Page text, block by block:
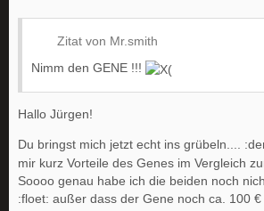
Zitat von Mr.smith
Nimm den GENE !!!
Hallo Jürgen!
Du bringst mich jetzt echt ins grübeln....
mir kurz Vorteile des Genes im Vergleich
Soooo genau habe ich die beiden noch
:floet: außer dass der Gene noch ca. 100